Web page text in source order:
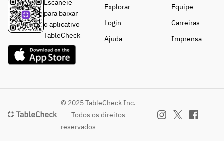
Escaneie
para baixar
o aplicativo
TableCheck
Explorar
Login
Ajuda
Equipe
Carreiras
Imprensa
© 2025 TableCheck Inc.
Todos os direitos
reservados